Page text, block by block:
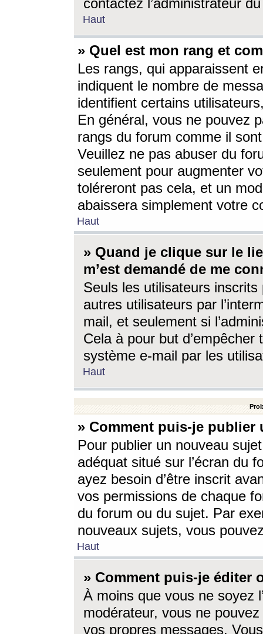
contactez l’administrateur
Haut
» Quel est mon rang et
Les rangs, qui apparaissent
indiquent le nombre de
identifient certains
En général, vous ne pouvez
rangs du forum comme il
Veuillez ne pas abuser du
seulement pour augmenter
toléreront pas cela, et un
abaissera simplement votre
Haut
» Quand je clique sur le
m’est demandé de me
Seuls les utilisateurs
autres utilisateurs par
mail, et seulement si
Cela à pour but
système e-mail par les
Haut
» Comment puis-je
Pour publier un nouveau
adéquat situé sur l’écran du
ayez besoin d’être inscrit
vos permissions de chaque
du forum ou du sujet. Par
nouveaux sujets, vous
Haut
» Comment puis-je éditer
À moins que vous ne soyez
modérateur, vous ne
vos propres messages.